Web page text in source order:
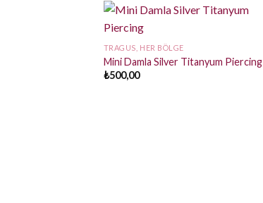
TRAGUS, HER BÖLGE
Mini Damla Silver Titanyum Piercing
₺500,00